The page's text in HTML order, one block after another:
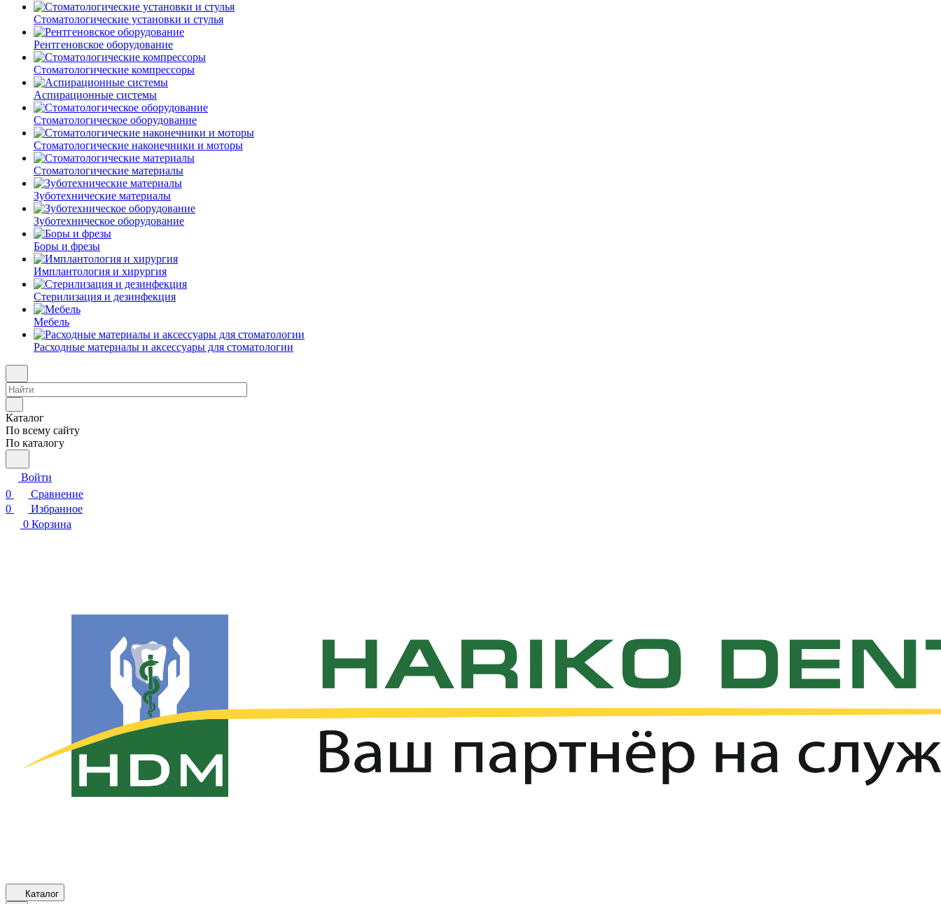
Стоматологические установки и стулья
Рентгеновское оборудование
Стоматологические компрессоры
Аспирационные системы
Стоматологическое оборудование
Стоматологические наконечники и моторы
Стоматологические материалы
Зуботехнические материалы
Зуботехническое оборудование
Боры и фрезы
Имплантология и хирургия
Стерилизация и дезинфекция
Мебель
Расходные материалы и аксессуары для стоматологии
Каталог
По всему сайту
По каталогу
Войти
0
Сравнение
0
Избранное
0 Корзина
Каталог